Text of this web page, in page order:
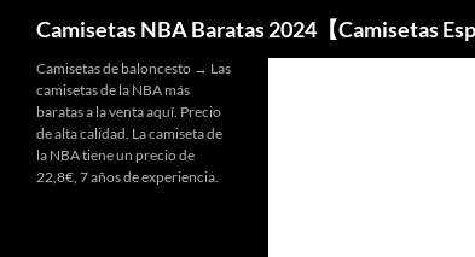
Camisetas NBA Baratas 2024【Camisetas
Camisetas de baloncesto → Las
camisetas de la NBA más
baratas a la venta aquí. Precio
de alta calidad. La camiseta de
la NBA tiene un precio de
22,8€, 7 años de experiencia.